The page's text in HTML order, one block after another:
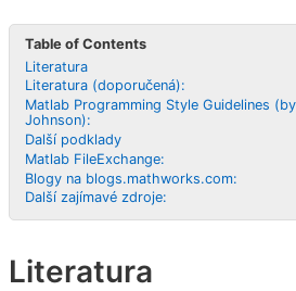
Table of Contents
Literatura
Literatura (doporučená):
Matlab Programming Style Guidelines
Johnson):
Další podklady
Matlab FileExchange:
Blogy na blogs.mathworks.com:
Další zajímavé zdroje:
Literatura